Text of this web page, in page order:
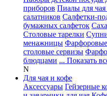
приборов Пиалы для чая
салатников Салфетки-
бумажных салфеток
Столовые тарелки
менажницы
столовые сервизы
блюдцами ... Показать
N
Для чая и кофе
Аксессуары Гейзерные